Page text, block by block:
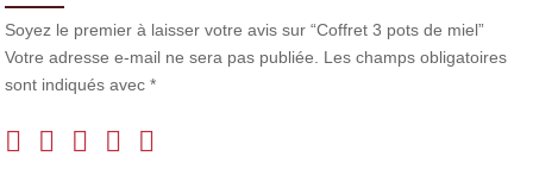
Soyez le premier à laisser votre avis sur “Coffret 3 pots de miel”
Votre adresse e-mail ne sera pas publiée. Les champs obligatoires
sont indiqués avec*